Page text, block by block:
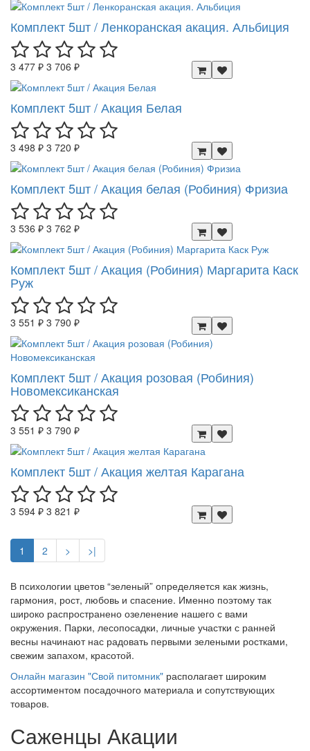
Комплект 5шт / Ленкоранская акация. Альбиция
3 477 ₽ 3 706 ₽
Комплект 5шт / Акация Белая
3 498 ₽ 3 720 ₽
Комплект 5шт / Акация белая (Робиния) Фризиа
3 536 ₽ 3 762 ₽
Комплект 5шт / Акация (Робиния) Маргарита Каск
Руж
3 551 ₽ 3 790 ₽
Комплект 5шт / Акация розовая (Робиния)
Новомексиканская
3 551 ₽ 3 790 ₽
Комплект 5шт / Акация желтая Карагана
3 594 ₽ 3 821 ₽
1 2 > >|
В психологии цветов “зеленый” определяется как жизнь,
гармония, рост, любовь и спасение. Именно поэтому так
широко распространено озеленение нашего с вами
окружения. Парки, лесопосадки, личные участки с ранней
весны начинают нас радовать первыми зелеными ростками,
свежим запахом, красотой.
Онлайн магазин "Свой питомник" располагает широким
ассортиментом посадочного материала и сопутствующих
товаров.
Саженцы Акации